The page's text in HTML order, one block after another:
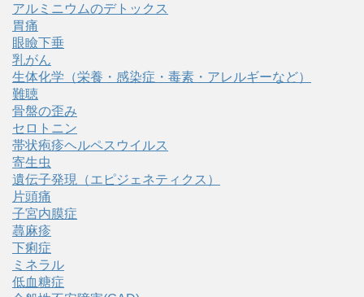
アルミニウムのデトックス
胃痛
眼瞼下垂
乳がん
生体化学（栄養・感染症・毒素・アレルギーなど）
難聴
骨盤の歪み
セロトニン
帯状疱疹ヘルペスウイルス
寄生虫
遺伝子発現（エピジェネティクス）
片頭痛
子宮内膜症
蕁麻疹
下痢症
ミネラル
低血糖症